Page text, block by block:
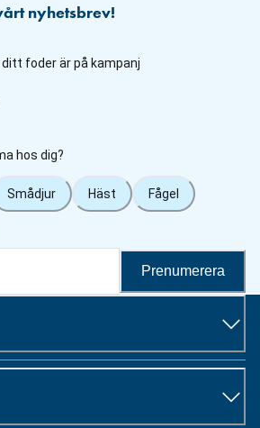
nyhetsbrev!
foder är på kampanj
hos dig?
Smådjur Häst Fågel
Prenumerera